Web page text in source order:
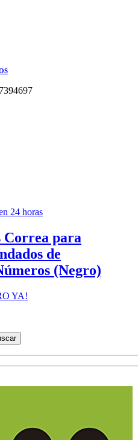
24 horas
Correa para
de
(Negro)
YA!